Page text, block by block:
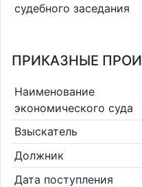
судебного заседания
ПРИКАЗНЫЕ
Наименование
экономического суда
Взыскатель
Должник
Дата поступления